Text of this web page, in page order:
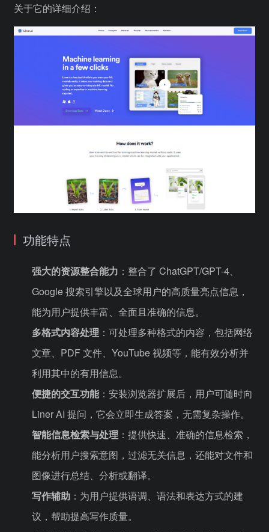
关于它的详细介绍：
功能特点
强大的资源整合能力 ：整合了 ChatGPT/GPT-4、
Google 搜索引擎以及全球用户的高质量亮点信息，
能为用户提供丰富、全面且准确的信息。
多格式内容处理 ：可处理多种格式的内容，包括网络
文章、PDF 文件、YouTube 视频等，能有效分析并
利用其中的有用信息。
便捷的交互功能：安装浏览器扩展后，用户可随时向
Liner AI 提问，它会立即生成答案，无需复杂操作。
智能信息检索与处理 ：提供快速、准确的信息检索，
能分析用户搜索意图，过滤无关信息，还能对文件和
图像进行总结、分析或翻译。
写作辅助 ：为用户提供语调、语法和表达方式的建
议，帮助提高写作质量。